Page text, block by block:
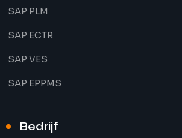
SAP PLM
SAP ECTR
SAP VES
SAP EPPMS
Bedrijf